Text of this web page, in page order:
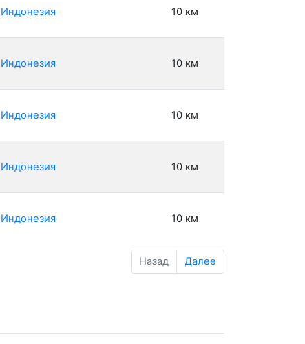
10 км
10 км
10 км
10 км
10 км
Назад Далее